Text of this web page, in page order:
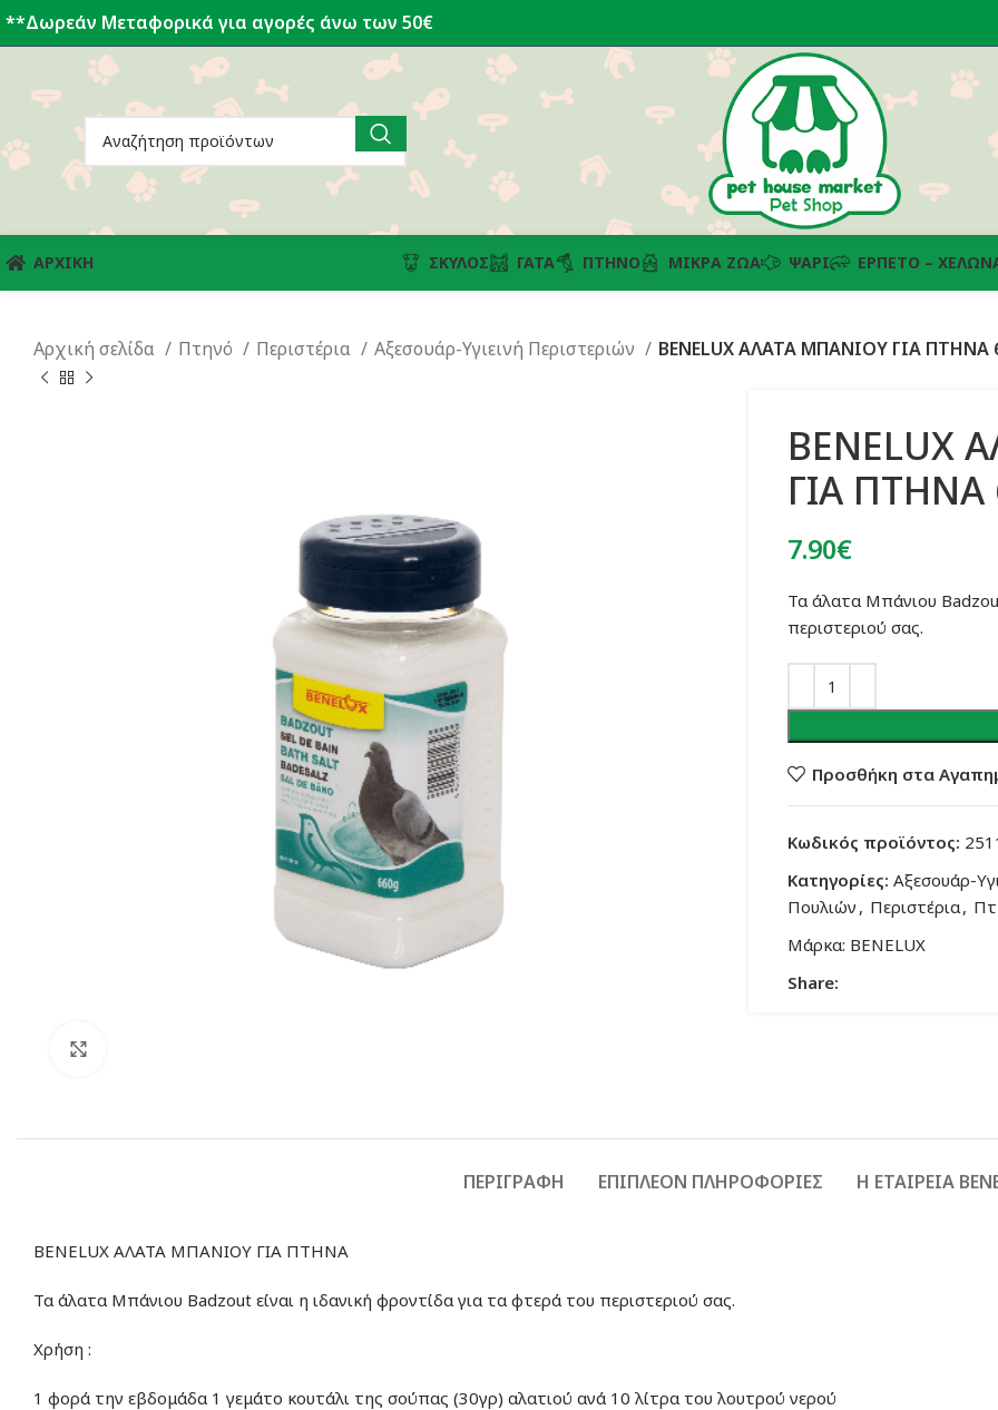
**Δωρεάν Μεταφορικά για αγορές άνω των 50€
ΑΡΧΙΚΗ ΣΚΎΛΟΣ ΓΆΤΑ ΠΤΗΝΌ ΜΙΚΡΆ ΖΏΑ ΨΆΡΙ ΕΡΠΕΤΌ –
Αρχική σελίδα Πτηνό Περιστέρια Αξεσουάρ-Υγιεινή Περιστεριών BENELUX ΑΛΑΤΑ ΜΠΑΝΙΟΥ ΓΙΑ ΠΤΗΝΑ
BENELUX
ΓΙΑ ΠΤΗΝΑ
7.90€
Τα άλατα Μπάνιου
περιστεριού σας.
Προσθήκη στα
Κωδικός προϊόντος:
Κατηγορίες: Αξεσουάρ-
Πουλιών , Περιστέρια,
Μάρκα: BENELUX
Share:
ΠΕΡΙΓΡΑΦΉ ΕΠΙΠΛΈΟΝ ΠΛΗΡΟΦΟΡΊΕΣ Η ΕΤΑΙΡΕΙΑ
BENELUX ΑΛΑΤΑ ΜΠΑΝΙΟΥ ΓΙΑ ΠΤΗΝΑ
Τα άλατα Μπάνιου Badzout είναι η ιδανική φροντίδα για τα φτερά του περιστεριού σας.
Χρήση :
1 φορά την εβδομάδα 1 γεμάτο κουτάλι της σούπας (30γρ) αλατιού ανά 10 λίτρα του λουτρού νερού